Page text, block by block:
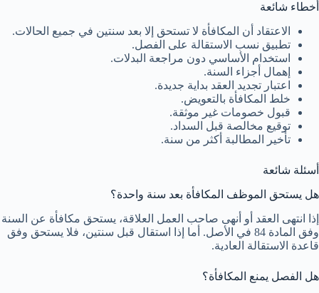
أخطاء شائعة
الاعتقاد أن المكافأة لا تستحق إلا بعد سنتين في جميع الحالات.
تطبيق نسب الاستقالة على الفصل.
استخدام الأساسي دون مراجعة البدلات.
إهمال أجزاء السنة.
اعتبار تجديد العقد بداية جديدة.
خلط المكافأة بالتعويض.
قبول خصومات غير موثقة.
توقيع مخالصة قبل السداد.
تأخير المطالبة أكثر من سنة.
أسئلة شائعة
هل يستحق الموظف المكافأة بعد سنة واحدة؟
إذا انتهى العقد أو أنهى صاحب العمل العلاقة، يستحق مكافأة عن السنة
وفق المادة 84 في الأصل. أما إذا استقال قبل سنتين، فلا يستحق وفق
قاعدة الاستقالة العادية.
هل الفصل يمنع المكافأة؟